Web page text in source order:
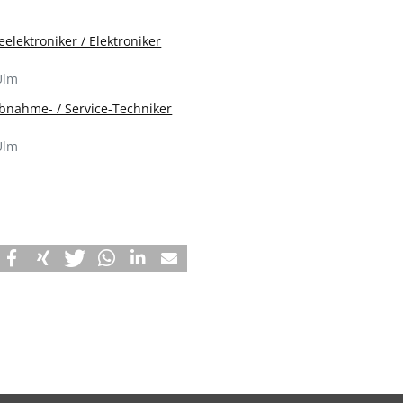
/ Elektroniker
/ Service-Techniker